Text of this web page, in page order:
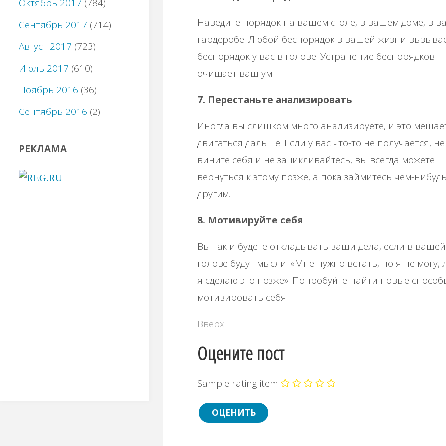
Наведите порядок на вашем столе, в вашем доме, в
гардеробе. Любой беспорядок в вашей жизни
беспорядок у вас в голове. Устранение беспорядков
очищает ваш ум.
7. Перестаньте анализировать
Иногда вы слишком много анализируете, и это
двигаться дальше. Если у вас что-то не получается, не
вините себя и не зацикливайтесь, вы всегда можете
вернуться к этому позже, а пока займитесь чем-нибудь
другим.
8. Мотивируйте себя
Вы так и будете откладывать ваши дела, если в вашей
голове будут мысли: «Мне нужно встать, но я не могу,
я сделаю это позже». Попробуйте найти новые
мотивировать себя.
Вверх
Оцените пост
Sample rating item
Октябрь 2017 (784)
Сентябрь 2017 (714)
Август 2017 (723)
Июль 2017 (610)
Ноябрь 2016 (36)
Сентябрь 2016 (2)
РЕКЛАМА